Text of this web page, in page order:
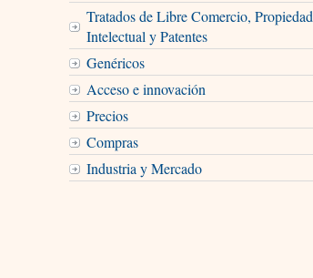
Tratados de Libre Comercio, Propiedad
Intelectual y Patentes
Genéricos
Acceso e innovación
Precios
Compras
Industria y Mercado